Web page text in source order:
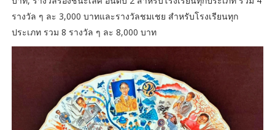
รางวัล ๆ ละ 3,000 บาทและรางวัลชมเชย สำหรับโรงเรียนทุก
ประเภท รวม 8 รางวัล ๆ ละ 8,000 บาท